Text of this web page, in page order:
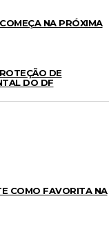
NA PRÓXIMA
DE
DO DF
COMO FAVORITA NA